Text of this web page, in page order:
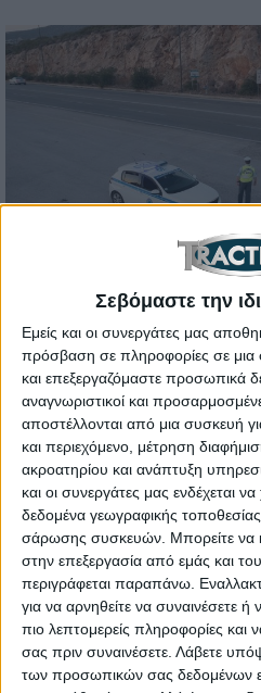
Σεβόμαστε την
Εμείς και οι συνεργάτες μας
πρόσβαση σε πληροφορίες σε
και επεξεργαζόμαστε προσωπικά
αναγνωριστικοί και
αποστέλλονται από μια συσκευή
και περιεχόμενο, μέτρηση
ακροατηρίου και ανάπτυξη
και οι συνεργάτες μας ενδέχεται
δεδομένα γεωγραφικής
σάρωσης συσκευών. Μπορείτε να
στην επεξεργασία από εμάς και
περιγράφεται παραπάνω.
για να αρνηθείτε να συναινέσετε
πιο λεπτομερείς πληροφορίες και
σας πριν συναινέσετε. Λάβετε
των προσωπικών σας δεδομένων
Οι δέκα συμβουλές της
Η Ελληνική Αστυνομία
όλους τους οδηγούς και
δικτύου ότι, η οδική
μας. Στο πλαίσιο αυτό
Πριν ταξιδέψουν να
όχημά τους και να
κατάσταση του οδικού
συνθήκες.
Να είναι ιδιαίτερα
και να τηρούν τους
Κυκλοφορίας.